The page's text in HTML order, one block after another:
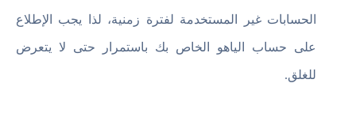
الحسابات غير المستخدمة لفترة زمنية، لذا يجب الإطلاع
على حساب الياهو الخاص بك باستمرار حتى لا يتعرض
للغلق.